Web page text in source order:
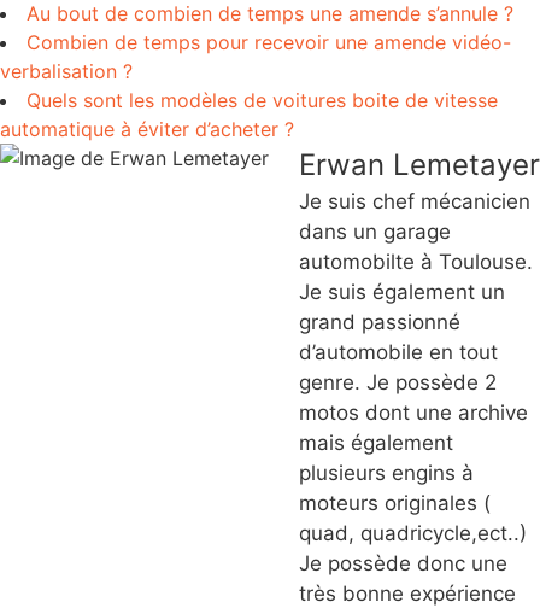
Au bout de combien de temps une amende s’annule ?
Combien de temps pour recevoir une amende vidéo-
verbalisation ?
Quels sont les modèles de voitures boite de vitesse
automatique à éviter d’acheter ?
Erwan Lemetayer
Je suis chef mécanicien
dans un garage
automobilte à Toulouse.
Je suis également un
grand passionné
d’automobile en tout
genre. Je possède 2
motos dont une archive
mais également
plusieurs engins à
moteurs originales (
quad, quadricycle,ect..)
Je possède donc une
très bonne expérience